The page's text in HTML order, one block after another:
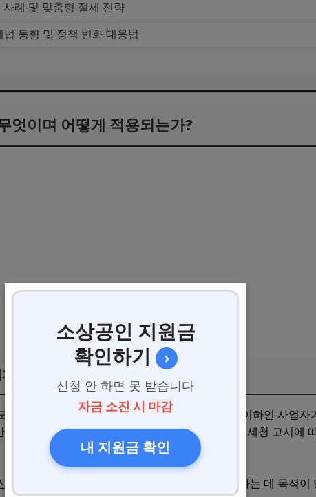
례 및 맞춤형 절세 전략
동향 및 정책 변화 대응법
엇이며 어떻게 적용되는가?
연간 매출액 한도
사업자를 위한 제도로, 연간 매출액이 일정 기준 이하인 사업자
원 이하 사업자가 간이과세자로 분류되며, 이는 국세청 고시에
고 부담을 줄이고, 간이세율 적용 등 혜택을 제공하는 데 목적이
소상공인 지원금
확인하기
›
신청 안 하면 못 받습니다
자금 소진 시 마감
내 지원금 확인